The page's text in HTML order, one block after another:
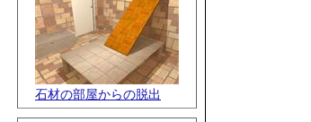
石材の部屋からの脱出